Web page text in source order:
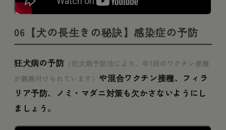
06【犬の長生きの秘訣】感染症の予防
狂犬病の予防 （狂犬病予防法により、年1回のワクチン接種
が義務付けられています） や混合ワクチン接種、フィラ
リア予防、ノミ・マダニ対策も欠かさないようにし
ましょう。